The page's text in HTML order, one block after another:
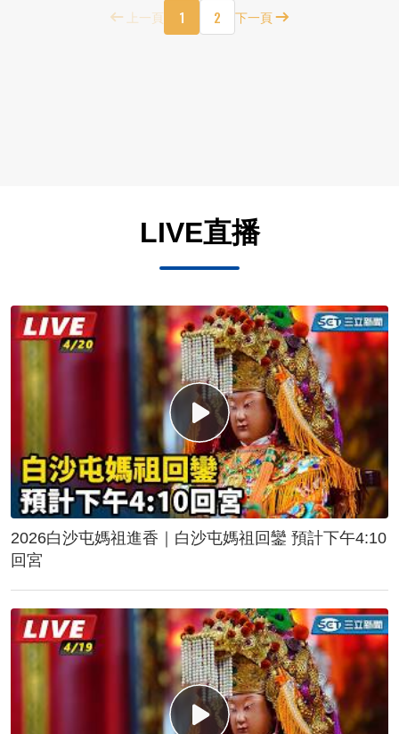
上一頁 1 2 下一頁
LIVE直播
2026白沙屯媽祖進香｜白沙屯媽祖回鑾 預計下午4:10
回宮